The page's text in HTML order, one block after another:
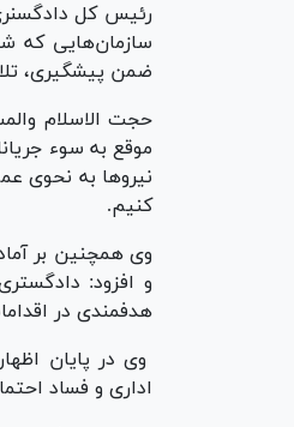
رئیس کل
سازمان‌هایی که
ضمن پیشگیری،
حجت الاسلام
موقع به سوء
نیرو‌ها به نحوی
کنیم.
وی همچنین بر
و افزود:
هدفمندی در
وی در پایان
اداری و فساد